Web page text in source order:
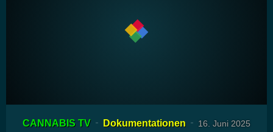
CANNABIS TV Dokumentationen 16. Juni 2025